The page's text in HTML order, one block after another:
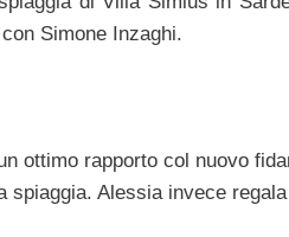
Simone Inzaghi.
ottimo rapporto col nuovo
Alessia invece